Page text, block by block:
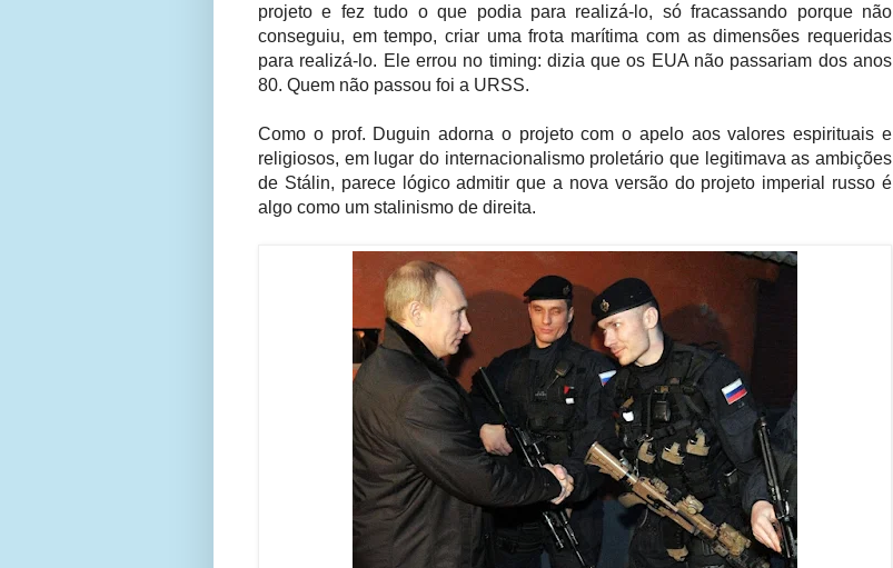
projeto e fez tudo o que podia para realizá-lo, só fracassando porque não
conseguiu, em tempo, criar uma frota marítima com as dimensões requeridas
para realizá-lo. Ele errou no timing: dizia que os EUA não passariam dos anos
80. Quem não passou foi a URSS.
Como o prof. Duguin adorna o projeto com o apelo aos valores espirituais e
religiosos, em lugar do internacionalismo proletário que legitimava as ambições
de Stálin, parece lógico admitir que a nova versão do projeto imperial russo é
algo como um stalinismo de direita.